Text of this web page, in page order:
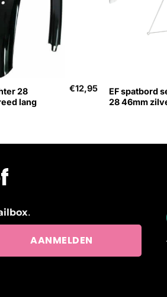
28
lang
€12,95
EF spatbord
28 46mm
.